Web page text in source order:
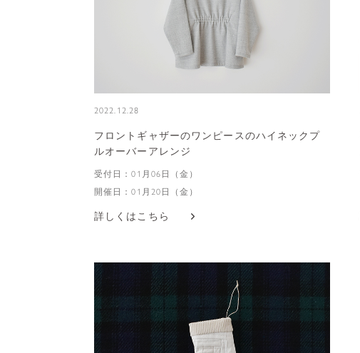
2022.12.28
フロントギャザーのワンピースのハイネックプ
ルオーバーアレンジ
受付日：01月06日（金）
開催日：01月20日（金）
詳しくはこちら